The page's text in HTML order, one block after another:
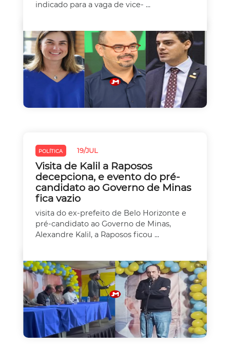
indicado para a vaga de vice- ...
POLÍTICA 19/JUL
Visita de Kalil a Raposos
decepciona, e evento do pré-
candidato ao Governo de Minas
fica vazio
visita do ex-prefeito de Belo Horizonte e
pré-candidato ao Governo de Minas,
Alexandre Kalil, a Raposos ficou ...